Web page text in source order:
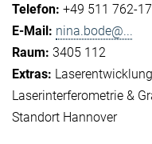
+49 511 762-
nina.bode@...
3405 112
Laserinterferometrie &
Standort Hannover